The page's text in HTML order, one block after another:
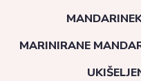
MANDARINE
MARINIRANE